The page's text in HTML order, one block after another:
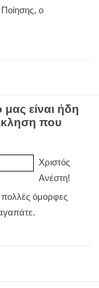
ο
είναι ήδη
που
Χριστός
Ανέστη!
πολλές όμορφες